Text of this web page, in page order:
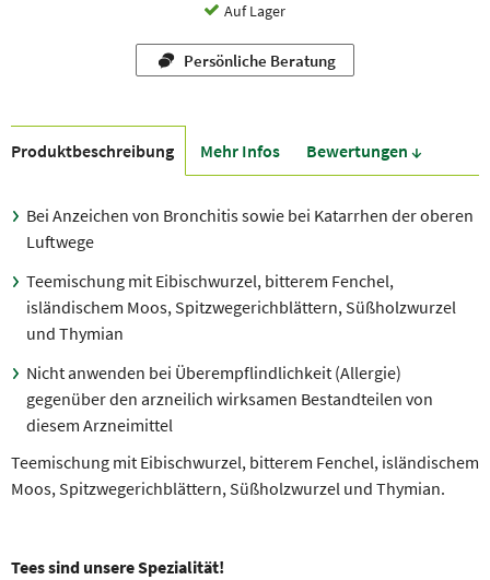
Auf Lager
Persönliche Beratung
Produkt­beschreibung Mehr Infos Bewer­tungen ↓
Bei Anzeichen von Bronchitis sowie bei Katarrhen der oberen
Luftwege
Teemischung mit Eibischwurzel, bitterem Fenchel,
isländischem Moos, Spitzwegerichblättern, Süßholzwurzel
und Thymian
Nicht anwenden bei Überempflindlichkeit (Allergie)
gegenüber den arzneilich wirksamen Bestandteilen von
diesem Arzneimittel
Teemischung mit Eibischwurzel, bitterem Fenchel, isländischem
Moos, Spitzwegerichblättern, Süßholzwurzel und Thymian.
Tees sind unsere Spezialität!